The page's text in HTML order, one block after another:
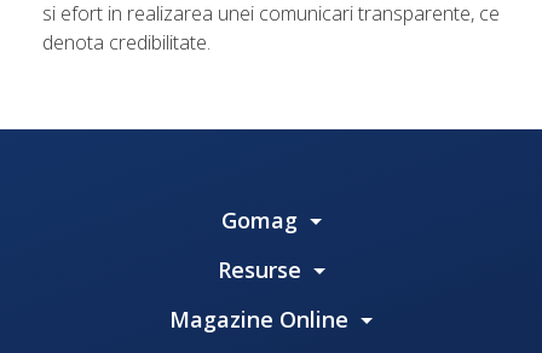
si efort in realizarea unei comunicari transparente, ce
denota credibilitate.
Gomag
Resurse
Magazine Online